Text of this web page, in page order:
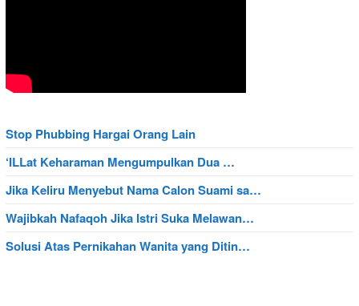
Stop Phubbing Hargai Orang Lain
‘ILLat Keharaman Mengumpulkan Dua …
Jika Keliru Menyebut Nama Calon Suami sa…
Wajibkah Nafaqoh Jika Istri Suka Melawan…
Solusi Atas Pernikahan Wanita yang Ditin…